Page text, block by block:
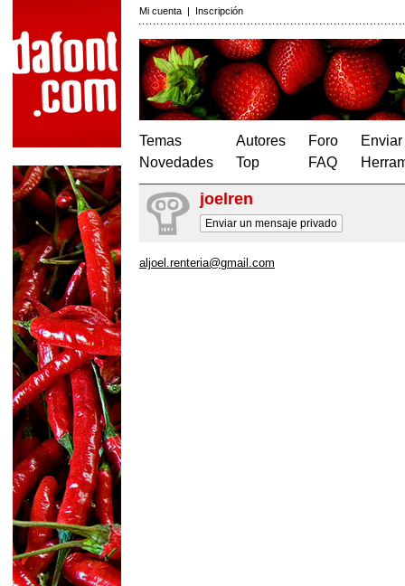
Mi cuenta | Inscripción
Temas
Novedades
Autores
Top
Foro
FAQ
joelren
Enviar un mensaje privado
aljoel.renteria@gmail.com